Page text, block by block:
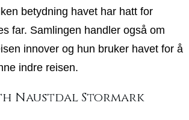
betydning havet har hatt for
far. Samlingen handler også om
innover og hun bruker havet for å
indre reisen.
Naustdal Stormark